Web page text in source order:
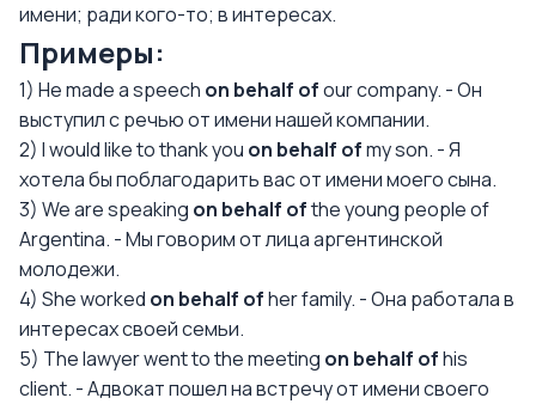
имени; ради кого-то; в интересах.
Примеры:
1) He made a speech on behalf ofour company. - Он
выступил с речью от имени нашей компании.
2) I would like to thank you on behalf ofmy son. - Я
хотела бы поблагодарить вас от имени моего сына.
3) We are speaking on behalf ofthe young people of
Argentina. - Мы говорим от лица аргентинской
молодежи.
4) She worked on behalf ofher family. - Она работала в
интересах своей семьи.
5) The lawyer went to the meeting on behalf ofhis
client. - Адвокат пошел на встречу от имени своего